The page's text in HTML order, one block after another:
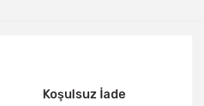
Koşulsuz İade